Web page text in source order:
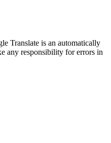
Translate is an automatically
any responsibility for errors in